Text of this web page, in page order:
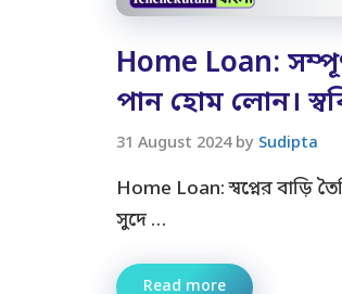
Home Loan:
পান হোম লোন।
31 August 2024 by Sudipta
Home Loan: স্বপ্নের বাড়ি
সুদে …
Read more